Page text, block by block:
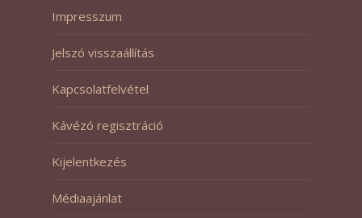
Impresszum
Jelszó visszaállítás
Kapcsolatfelvétel
Kávézó regisztráció
Kijelentkezés
Médiaajánlat